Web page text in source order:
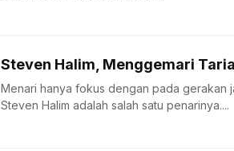
Steven Halim, Menggemari
Menari hanya fokus dengan pada gerakan
Steven Halim adalah salah satu penarinya....